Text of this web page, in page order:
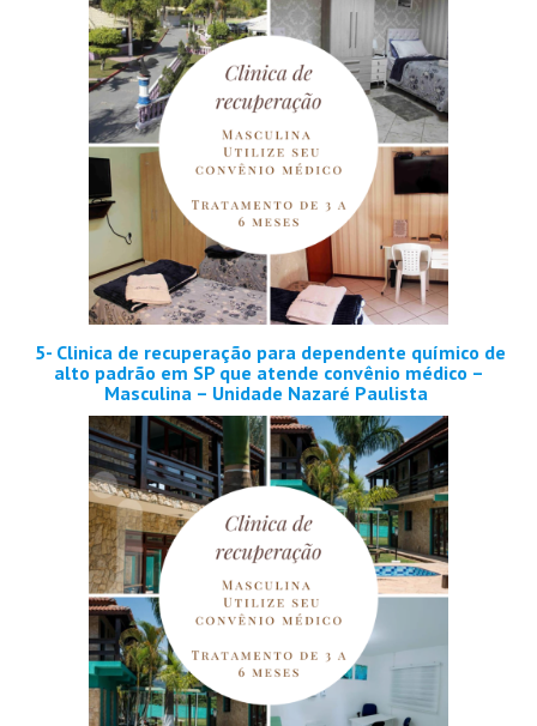
5- Clinica de recuperação para dependente químico de
alto padrão em SP que atende convênio médico –
Masculina – Unidade Nazaré Paulista